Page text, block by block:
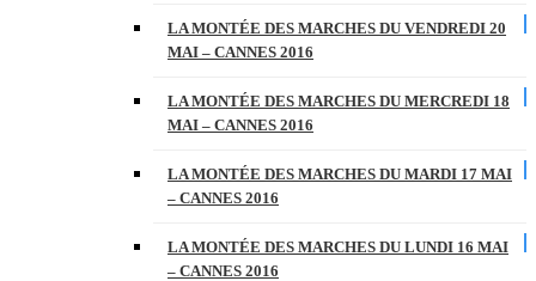
LA MONTÉE DES MARCHES DU VENDREDI 20
MAI – CANNES 2016
LA MONTÉE DES MARCHES DU MERCREDI 18
MAI – CANNES 2016
LA MONTÉE DES MARCHES DU MARDI 17 MAI
– CANNES 2016
LA MONTÉE DES MARCHES DU LUNDI 16 MAI
– CANNES 2016